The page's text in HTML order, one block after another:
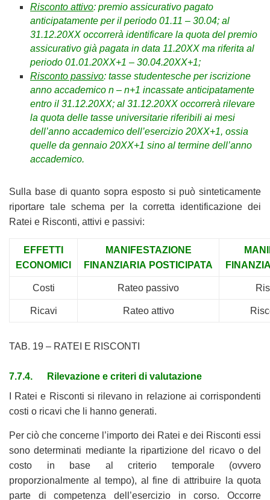
Risconto attivo: premio assicurativo pagato
anticipatamente per il periodo 01.11 – 30.04; al
31.12.20XX occorrerà identificare la quota del premio
assicurativo già pagata in data 11.20XX ma riferita al
periodo 01.01.20XX+1 – 30.04.20XX+1;
Risconto passivo: tasse studentesche per iscrizione
anno accademico n – n+1 incassate anticipatamente
entro il 31.12.20XX; al 31.12.20XX occorrerà rilevare
la quota delle tasse universitarie riferibili ai mesi
dell’anno accademico dell’esercizio 20XX+1, ossia
quelle da gennaio 20XX+1 sino al termine dell’anno
accademico.
Sulla base di quanto sopra esposto si può sinteticamente
riportare tale schema per la corretta identificazione dei
Ratei e Risconti, attivi e passivi:
EFFETTI
ECONOMICI
MANIFESTAZIONE
F INANZIARIA POSTICIPATA
Costi Rateo passivo
Ricavi Rateo attivo
TAB. 19 – RATEI E RISCONTI
7.7.4. Rilevazione e criteri di valutazione
I Ratei e Risconti si rilevano in relazione ai corrispondenti
costi o ricavi che li hanno generati.
Per ciò che concerne l’importo dei Ratei e dei Risconti essi
sono determinati mediante la ripartizione del ricavo o del
costo in base al criterio temporale (ovvero
proporzionalmente al tempo), al fine di attribuire la quota
parte di competenza dell’esercizio in corso. Occorre